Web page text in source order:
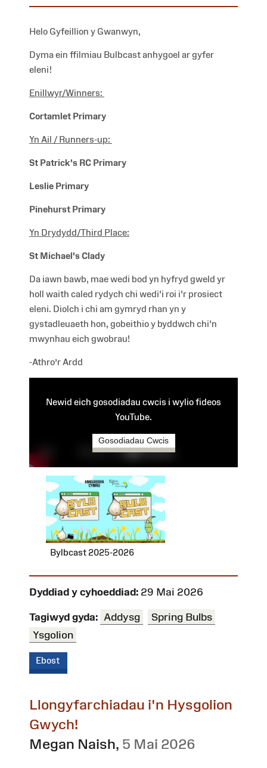
Helo Gyfeillion y Gwanwyn,
Dyma ein ffilmiau Bulbcast anhygoel ar gyfer
eleni!
Enillwyr/Winners:
Cortamlet Primary
Yn Ail / Runners-up:
St Patrick’s RC Primary
Leslie Primary
Pinehurst Primary
Yn Drydydd/Third Place:
St Michael’s Clady
Da iawn bawb, mae wedi bod yn hyfryd gweld yr
holl waith caled rydych chi wedi'i roi i'r prosiect
eleni. Diolch i chi am gymryd rhan yn y
gystadleuaeth hon, gobeithio y byddwch chi'n
mwynhau eich gwobrau!
-Athro’r Ardd
Newid eich gosodiadau cwcis i wylio fideos
YouTube.
Gosodiadau Cwcis
Bylbcast 2025-2026
Dyddiad y cyhoeddiad: 29 Mai 2026
Tagiwyd gyda: Addysg
Spring Bulbs
Ysgolion
Ebost
Llongyfarchiadau i'n Hysgolion
Gwych!
Megan Naish, 5 Mai 2026